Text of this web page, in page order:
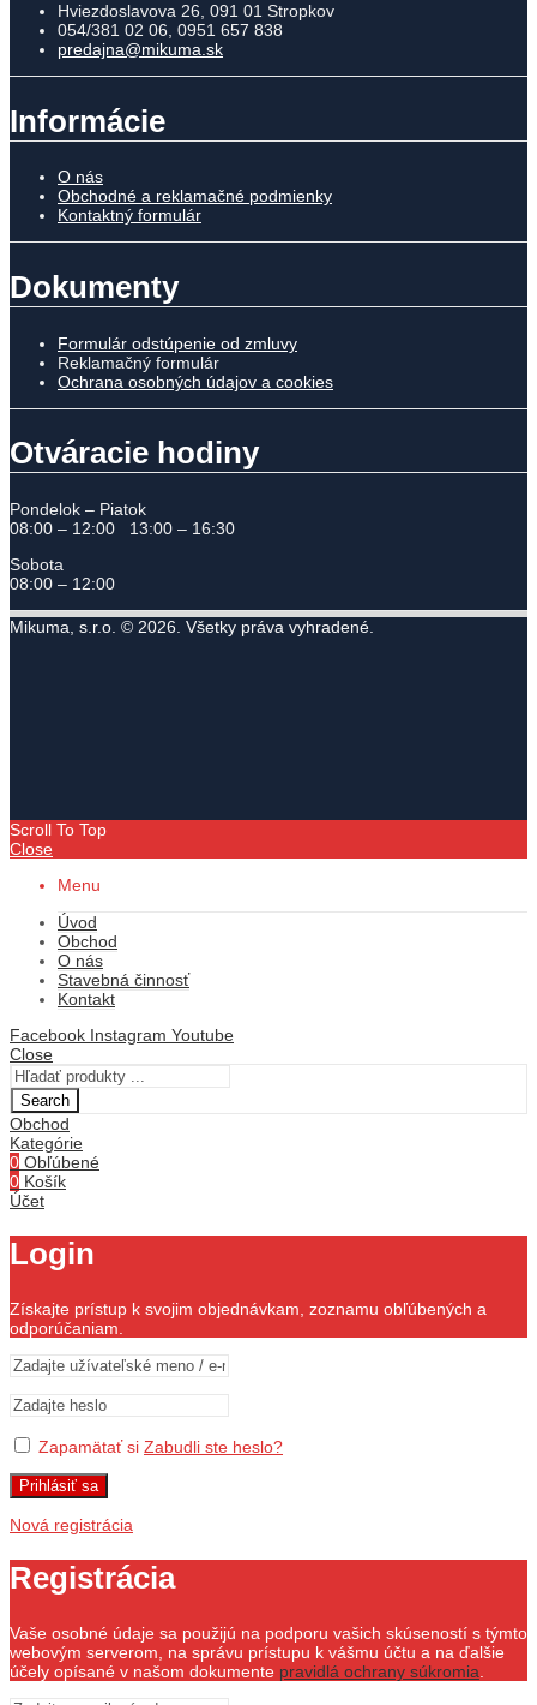
Hviezdoslavova 26, 091 01 Stropkov
054/381 02 06, 0951 657 838
predajna@mikuma.sk
Informácie
O nás
Obchodné a reklamačné podmienky
Kontaktný formulár
Dokumenty
Formulár odstúpenie od zmluvy
Reklamačný formulár
Ochrana osobných údajov a cookies
Otváracie hodiny
Pondelok – Piatok
08:00 – 12:00 13:00 – 16:30
Sobota
08:00 – 12:00
Mikuma, s.r.o. © 2026. Všetky práva vyhradené.
Scroll To Top
Close
Menu
Úvod
Obchod
O nás
Stavebná činnosť
Kontakt
Facebook Instagram Youtube
Close
Search
Obchod
Kategórie
0 Obľúbené
0 Košík
Účet
Login
Získajte prístup k svojim objednávkam, zoznamu obľúbených a
odporúčaniam.
Zapamätať si Zabudli ste heslo?
Prihlásiť sa
Nová registrácia
Registrácia
Vaše osobné údaje sa použijú na podporu vašich skúseností s týmto
webovým serverom, na správu prístupu k vášmu účtu a na ďalšie
účely opísané v našom dokumente pravidlá ochrany súkromia